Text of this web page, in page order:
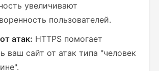
увеличивают
пользователей.
атак: HTTPS помогает
ваш сайт от атак типа "человек